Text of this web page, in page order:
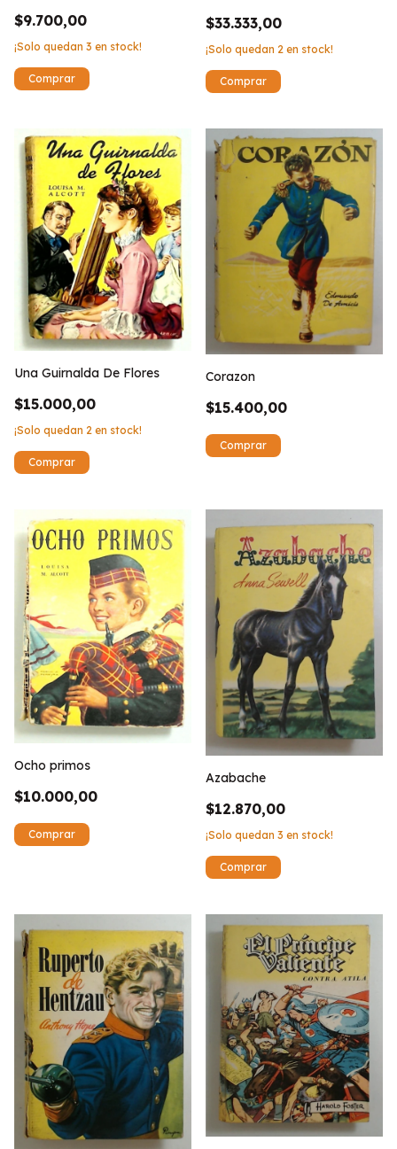
$9.700,00
¡Solo quedan 3 en stock!
$33.333,00
¡Solo quedan 2 en stock!
Una Guirnalda De Flores
$15.000,00
¡Solo quedan 2 en stock!
Corazon
$15.400,00
Ocho primos
$10.000,00
Azabache
$12.870,00
¡Solo quedan 3 en stock!